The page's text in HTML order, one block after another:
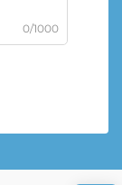
0/1000